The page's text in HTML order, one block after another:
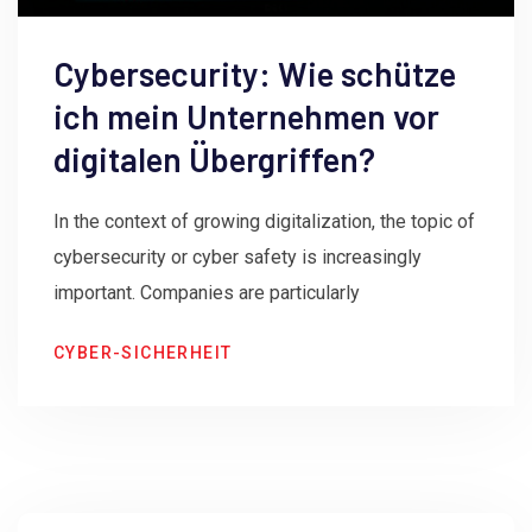
Cybersecurity: Wie schütze
ich mein Unternehmen vor
digitalen Übergriffen?
In the context of growing digitalization, the topic of
cybersecurity or cyber safety is increasingly
important. Companies are particularly
CYBER-SICHERHEIT